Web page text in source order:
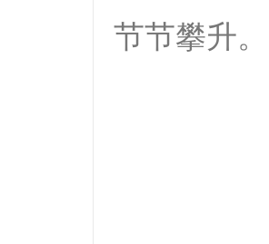
节节攀升。